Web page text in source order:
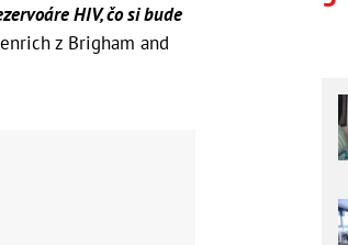
HIV, čo si bude
z Brigham and